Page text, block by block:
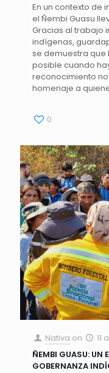
En un contexto de
el Ñembi Guasu
Gracias al trabajo
indígenas,
se demuestra que
posible cuando
reconocimiento
homenaje a
0
Nativa on
11
ÑEMBI GUASU: UN
GOBERNANZA